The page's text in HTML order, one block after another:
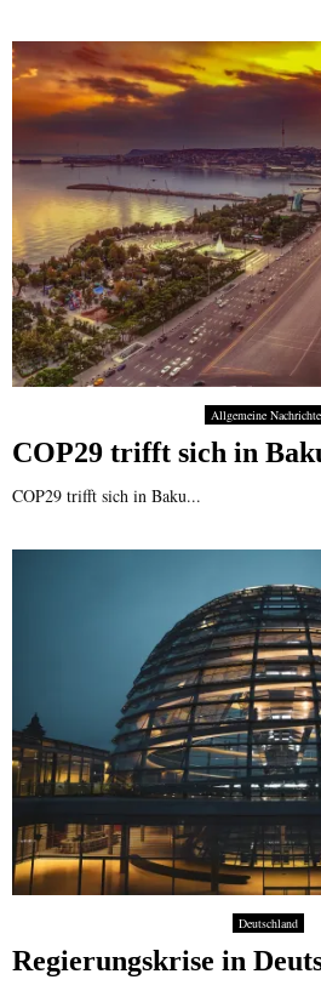
Allgemeine
COP29 trifft sich in
COP29 trifft sich in Baku...
Deutschland
Regierungskrise in